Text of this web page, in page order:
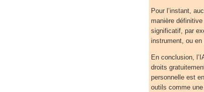
Pour l’instant,
manière
significatif, par
instrument, ou
En conclusion,
droits
personnelle est
outils comme